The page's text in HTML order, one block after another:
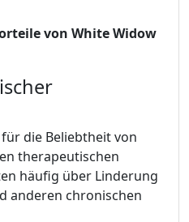
von White Widow
die Beliebtheit von
therapeutischen
häufig über Linderung
anderen chronischen